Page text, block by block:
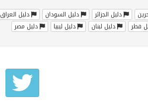
دليل الجزائر دليل السودان دليل العراق
قطر دليل لبنان دليل ليبيا دليل مصر